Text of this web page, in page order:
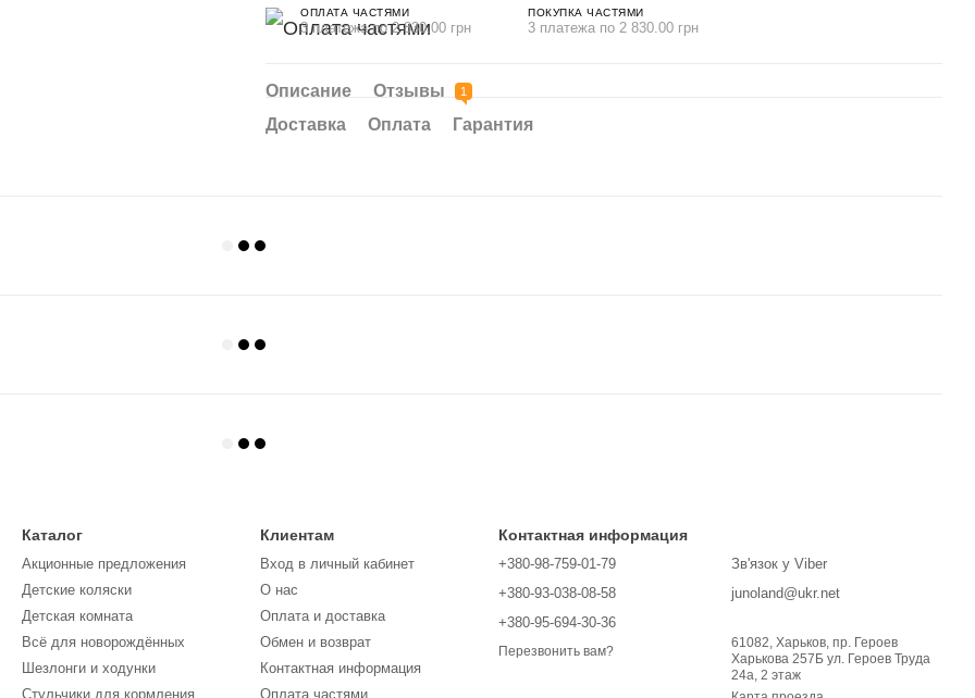
ОПЛАТА ЧАСТЯМИ
3 платежа по 2 830.00 грн
ПОКУПКА ЧАСТЯМИ
3 платежа по 2 830.00 грн
Описание Отзывы 1
Доставка Оплата Гарантия
Каталог
Акционные предложения
Детские коляски
Детская комната
Всё для новорождённых
Шезлонги и ходунки
Стульчики для кормления
Клиентам
Вход в личный кабинет
О нас
Оплата и доставка
Обмен и возврат
Контактная информация
Оплата частями
Контактная информация
+380-98-759-01-79
+380-93-038-08-58
+380-95-694-30-36
Перезвонить вам?
Зв'язок у Viber
junoland@ukr.net
61082, Харьков, пр. Героев
Харькова 257Б ул. Героев Труда
24а, 2 этаж